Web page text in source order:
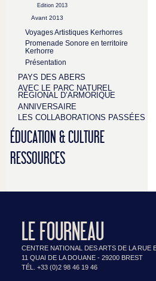
Edition 2013
Avant 2013
Voyages Artistiques Kerhorres
Promenade Sonore en territoire
Kerhorre
Présentation
PAYS DES ABERS
AVEC LE PARC NATUREL
RÉGIONAL D’ARMORIQUE
ANNIVERSAIRE
LES COLLABORATIONS PASSÉES
ÉDUCATION & CULTURE
RESSOURCES
LE FOURNEAU
CENTRE NATIONAL DES ARTS DE LA RUE
11 QUAI DE LA DOUANE - 29200 BREST
TÉL. +33 (0)2 98 46 19 46